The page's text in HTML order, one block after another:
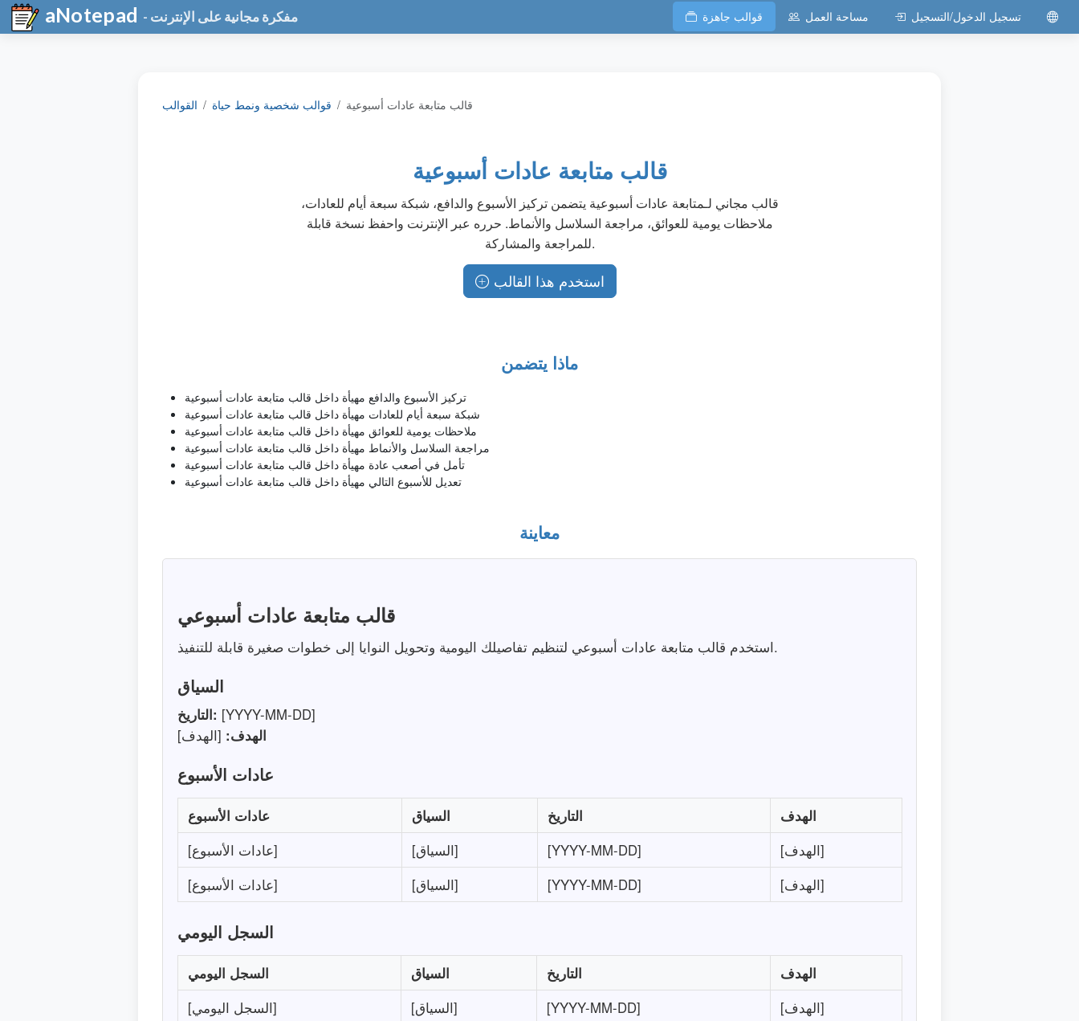
aNotepad - مفكرة مجانية على الإنترنت قوالب جاهزة مساحة العمل تسجيل الدخول/التسجيل
القوالب قوالب شخصية ونمط حياة قالب متابعة عادات أسبوعية
قالب متابعة عادات أسبوعية
قالب مجاني لـمتابعة عادات أسبوعية يتضمن تركيز الأسبوع والدافع، شبكة سبعة أيام للعادات،
ملاحظات يومية للعوائق، مراجعة السلاسل والأنماط. حرره عبر الإنترنت واحفظ نسخة قابلة
للمراجعة والمشاركة.
استخدم هذا القالب
ماذا يتضمن
تركيز الأسبوع والدافع مهيأة داخل قالب متابعة عادات أسبوعية
شبكة سبعة أيام للعادات مهيأة داخل قالب متابعة عادات أسبوعية
ملاحظات يومية للعوائق مهيأة داخل قالب متابعة عادات أسبوعية
مراجعة السلاسل والأنماط مهيأة داخل قالب متابعة عادات أسبوعية
تأمل في أصعب عادة مهيأة داخل قالب متابعة عادات أسبوعية
تعديل للأسبوع التالي مهيأة داخل قالب متابعة عادات أسبوعية
معاينة
قالب متابعة عادات أسبوعي
استخدم قالب متابعة عادات أسبوعي لتنظيم تفاصيلك اليومية وتحويل النوايا إلى خطوات صغيرة قابلة للتنفيذ.
السياق
التاريخ: [YYYY-MM-DD]
الهدف: [الهدف]
عادات الأسبوع
عادات الأسبوع السياق التاريخ
الهدف
[عادات الأسبوع]
[السياق] [YYYY-MM-DD]
[الهدف]
[عادات الأسبوع]
[السياق] [YYYY-MM-DD] [الهدف]
السجل اليومي
السجل اليومي السياق التاريخ
الهدف
[السجل اليومي]
[السياق] [YYYY-MM-DD]
[الهدف]